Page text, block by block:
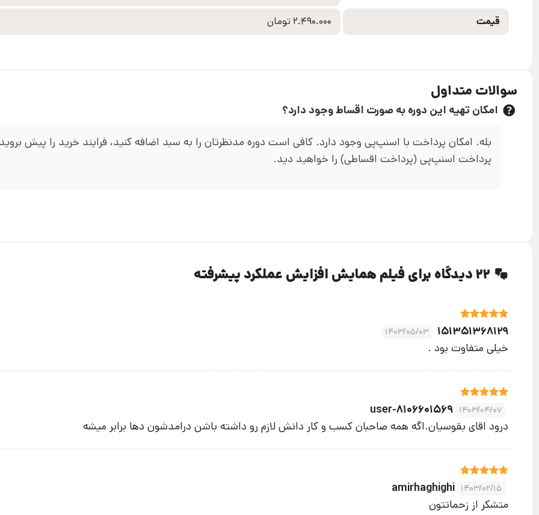
قیمت 2.490.000 تومان
سوالات متداول
امکان تهیه این دوره به صورت اقساط وجود دارد؟
بله. امکان پرداخت با اسنپ‌پی وجود دارد. کافی است دوره مدنظرتان را به سبد اضافه کنید، فرایند خرید را پیش
پرداخت اسنپ‌پی (پرداخت اقساطی) را خواهید دید.
22 دیدگاه برای فیلم همایش افزایش عملکرد پیشرفته
نمره5از
5
151351368129
1403/05/03
خیلی متفاوت بود .
نمره5 از
user-8106601569 1403/04/07
درود اقای بقوسیان.اگه همه صاحبان کسب و کار دانش لازم رو داشته باشن درامدشون دها برابر میشه
نمره 5از
amirhaghighi 1403/02/15
متشکر از زحماتتون